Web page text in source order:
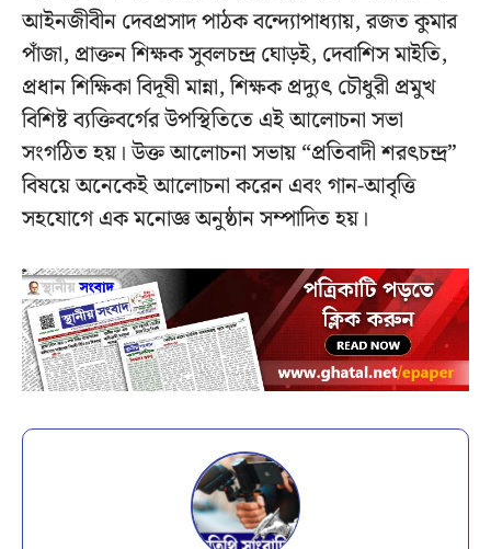
আইনজীবীন দেবপ্রসাদ পাঠক বন্দ্যোপাধ্যায়, রজত কুমার
পাঁজা, প্রাক্তন শিক্ষক সুবলচন্দ্র ঘোড়ই, দেবাশিস মাইতি,
প্রধান শিক্ষিকা বিদূষী মান্না, শিক্ষক প্রদ্যুৎ চৌধুরী প্রমুখ
বিশিষ্ট ব্যক্তিবর্গের উপস্থিতিতে এই আলোচনা সভা
সংগঠিত হয়। উক্ত আলোচনা সভায় “প্রতিবাদী শরৎচন্দ্র”
বিষয়ে অনেকেই আলোচনা করেন এবং গান-আবৃত্তি
সহযোগে এক মনোজ্ঞ অনুষ্ঠান সম্পাদিত হয়।